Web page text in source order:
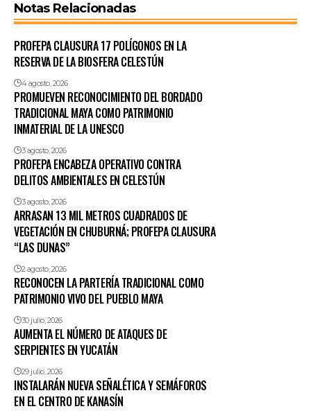
Notas Relacionadas
PROFEPA CLAUSURA 17 POLÍGONOS EN LA
RESERVA DE LA BIOSFERA CELESTÚN
4 agosto, 2026
PROMUEVEN RECONOCIMIENTO DEL BORDADO
TRADICIONAL MAYA COMO PATRIMONIO
INMATERIAL DE LA UNESCO
3 agosto, 2026
PROFEPA ENCABEZA OPERATIVO CONTRA
DELITOS AMBIENTALES EN CELESTÚN
3 agosto, 2026
ARRASAN 13 MIL METROS CUADRADOS DE
VEGETACIÓN EN CHUBURNÁ; PROFEPA CLAUSURA
“LAS DUNAS”
2 agosto, 2026
RECONOCEN LA PARTERÍA TRADICIONAL COMO
PATRIMONIO VIVO DEL PUEBLO MAYA
30 julio, 2026
AUMENTA EL NÚMERO DE ATAQUES DE
SERPIENTES EN YUCATÁN
29 julio, 2026
INSTALARÁN NUEVA SEÑALÉTICA Y SEMÁFOROS
EN EL CENTRO DE KANASÍN